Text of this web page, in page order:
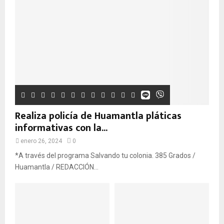
Realiza policía de Huamantla pláticas
informativas con la...
enero 26, 2024 0
*A través del programa Salvando tu colonia. 385 Grados /
Huamantla / REDACCIÓN...